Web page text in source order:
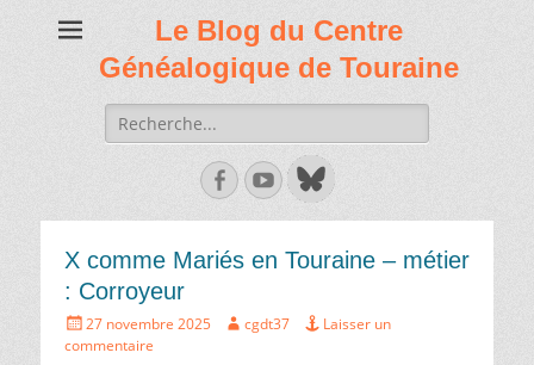
Le Blog du Centre
Généalogique de Touraine
Recherche
de:
Facebook
Youtube
X comme Mariés en Touraine – métier
: Corroyeur
Écrit
le
27 novembre 2025 Auteur
cgdt37
Laisser un
commentaire